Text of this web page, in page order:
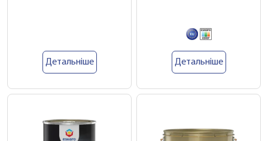
Детальніше Детальніше